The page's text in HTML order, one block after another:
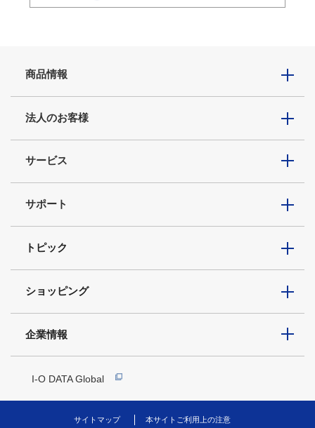
商品情報
法人のお客様
サービス
サポート
トピック
ショッピング
企業情報
I-O DATA Global
サイトマップ 本サイトご利用上の注意